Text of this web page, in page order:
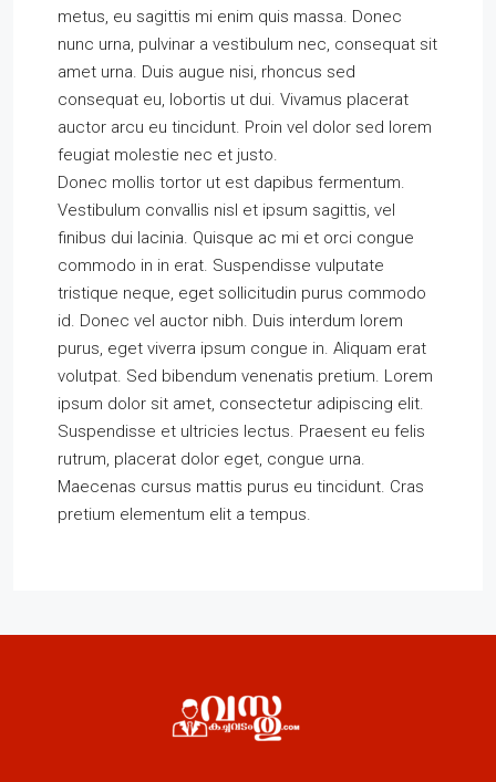
metus, eu sagittis mi enim quis massa. Donec
nunc urna, pulvinar a vestibulum nec, consequat sit
amet urna. Duis augue nisi, rhoncus sed
consequat eu, lobortis ut dui. Vivamus placerat
auctor arcu eu tincidunt. Proin vel dolor sed lorem
feugiat molestie nec et justo.
Donec mollis tortor ut est dapibus fermentum.
Vestibulum convallis nisl et ipsum sagittis, vel
finibus dui lacinia. Quisque ac mi et orci congue
commodo in in erat. Suspendisse vulputate
tristique neque, eget sollicitudin purus commodo
id. Donec vel auctor nibh. Duis interdum lorem
purus, eget viverra ipsum congue in. Aliquam erat
volutpat. Sed bibendum venenatis pretium. Lorem
ipsum dolor sit amet, consectetur adipiscing elit.
Suspendisse et ultricies lectus. Praesent eu felis
rutrum, placerat dolor eget, congue urna.
Maecenas cursus mattis purus eu tincidunt. Cras
pretium elementum elit a tempus.